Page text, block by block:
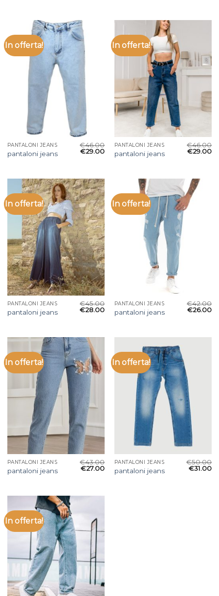
In offerta!
PANTALONI JEANS
pantaloni jeans
€46.00
€29.00
In offerta!
PANTALONI JEANS
pantaloni jeans
€46.00
€29.00
In offerta!
PANTALONI JEANS
pantaloni jeans
€45.00
€28.00
In offerta!
PANTALONI JEANS
pantaloni jeans
€42.00
€26.00
In offerta!
PANTALONI JEANS
pantaloni jeans
€43.00
€27.00
In offerta!
PANTALONI JEANS
pantaloni jeans
€50.00
€31.00
In offerta!